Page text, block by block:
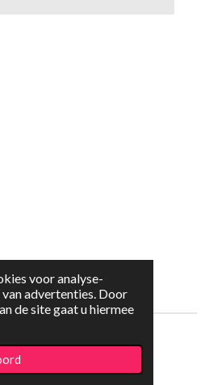
voor analyse-
advertenties. Door
de site gaat u hiermee